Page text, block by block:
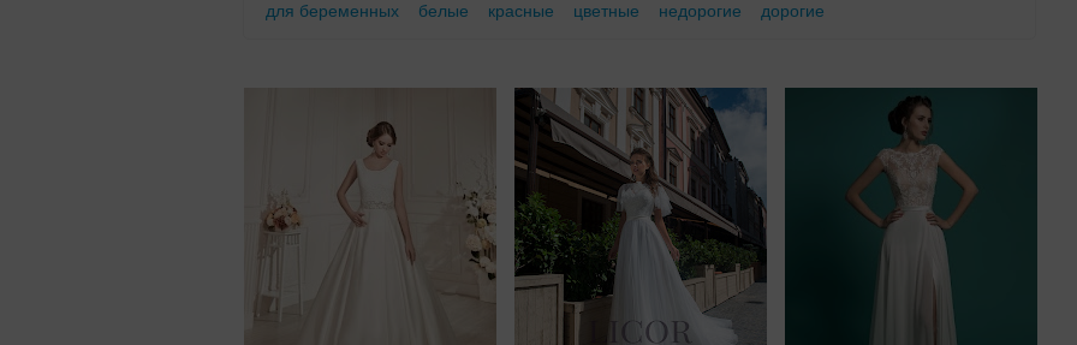
для беременных
белые красные цветные недорогие дорогие